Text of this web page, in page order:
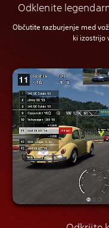
Odklenite
Občutite razburjenje med
ki izostrijo